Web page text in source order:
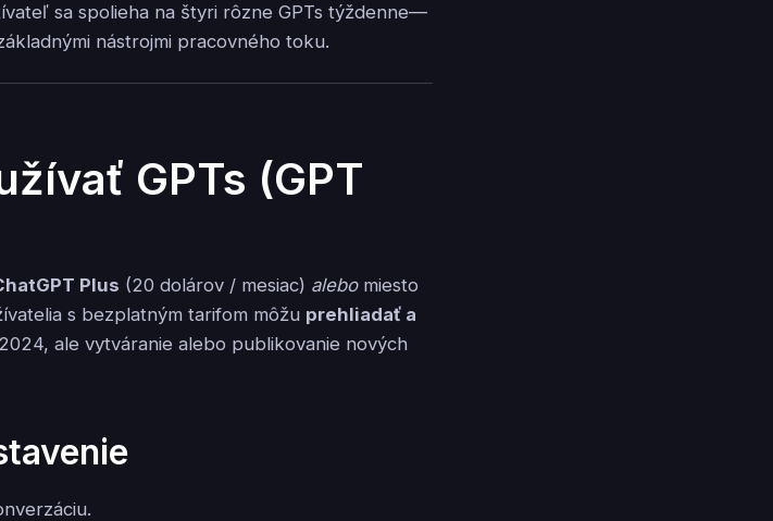
sa spolieha na štyri rôzne GPTs týždenne—
nástrojmi pracovného toku.
GPTs (GPT
Plus (20 dolárov / mesiac) alebomiesto
s bezplatným tarifom môžu prehliadať a
ale vytváranie alebo publikovanie nových